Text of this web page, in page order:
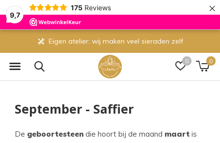
9,7
175 Reviews ×
0 0
Eigen atelier: wij maken veel sieraden zelf
September - Saffier
De geboortesteen die hoort bij de maand maart is